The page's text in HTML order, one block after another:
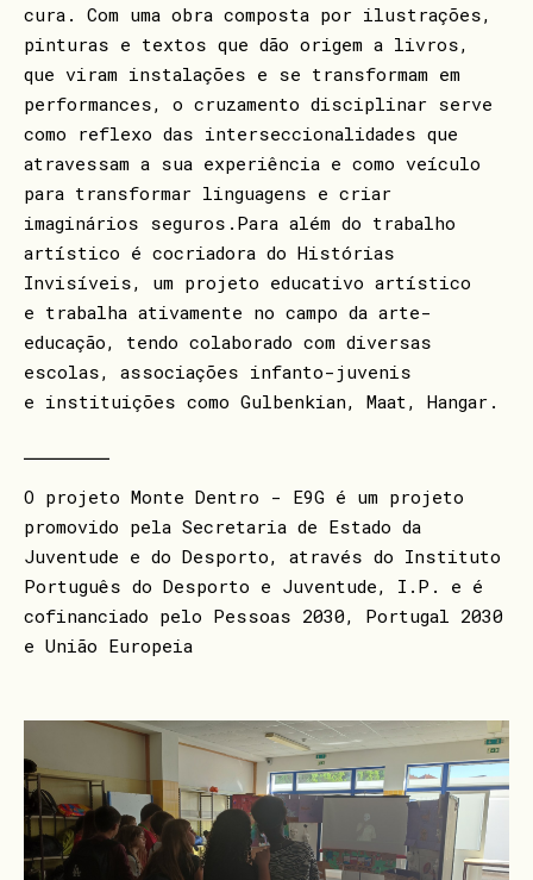
cura. Com uma obra composta por ilustrações,
pinturas e textos que dão origem a livros,
que viram instalações e se transformam em
performances, o cruzamento disciplinar serve
como reflexo das interseccionalidades que
atravessam a sua experiência e como veículo
para transformar linguagens e criar
imaginários seguros.Para além do trabalho
artístico é cocriadora do Histórias
Invisíveis, um projeto educativo artístico
e trabalha ativamente no campo da arte-
educação, tendo colaborado com diversas
escolas, associações infanto-juvenis
e instituições como Gulbenkian, Maat, Hangar.
O projeto Monte Dentro - E9G é um projeto
promovido pela Secretaria de Estado da
Juventude e do Desporto, através do Instituto
Português do Desporto e Juventude, I.P. e é
cofinanciado pelo Pessoas 2030, Portugal 2030
e União Europeia